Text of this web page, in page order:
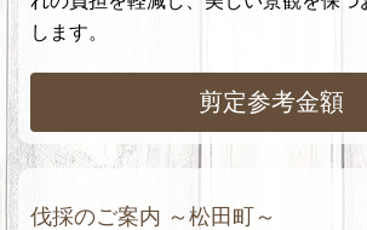
します。
剪定参考金額
伐採のご案内 ～松田町～